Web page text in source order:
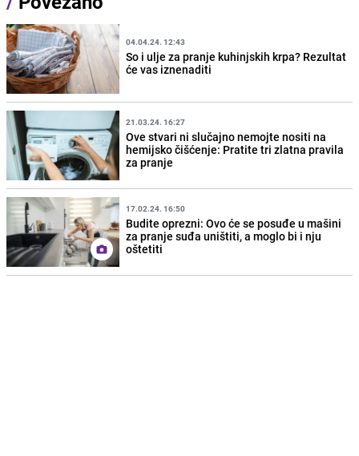
04.04.24. 12:43
So i ulje za pranje kuhinjskih krpa? Rezultat
će vas iznenaditi
21.03.24. 16:27
Ove stvari ni slučajno nemojte nositi na
hemijsko čišćenje: Pratite tri zlatna pravila
za pranje
17.02.24. 16:50
Budite oprezni: Ovo će se posuđe u mašini
za pranje suđa uništiti, a moglo bi i nju
oštetiti